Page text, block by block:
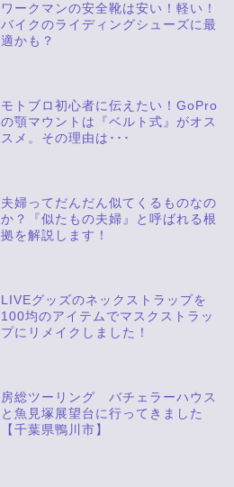
ワークマンの安全靴は安い！軽い！
バイクのライディングシューズに最
適かも？
モトブロ初心者に伝えたい！GoPro
の顎マウントは『ベルト式』がオス
スメ。その理由は･･･
夫婦ってだんだん似てくるものなの
か？『似たもの夫婦』と呼ばれる根
拠を解説します！
LIVEグッズのネックストラップを
100均のアイテムでマスクストラッ
プにリメイクしました！
房総ツーリング バチェラーハウス
と魚見塚展望台に行ってきました
【千葉県鴨川市】